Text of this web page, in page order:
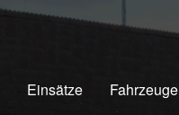
Einsätze Fahrzeuge